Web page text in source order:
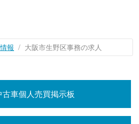
報 大阪市生野区事務の求人
車個人売買掲示板